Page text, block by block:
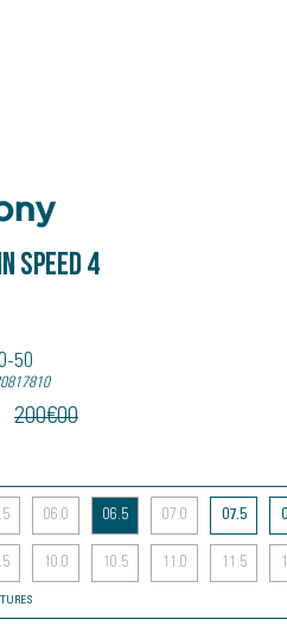
Speed 4
50
200€00
06.0 06.5 07.0 07.5
10.0 10.5 11.0 11.5